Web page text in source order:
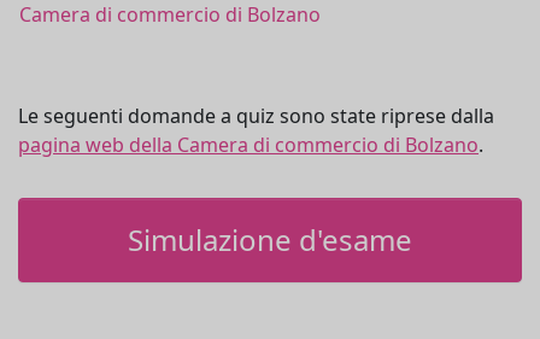
Camera di commercio di Bolzano
Le seguenti domande a quiz sono state riprese dalla
pagina web della Camera di commercio di Bolzano.
Simulazione d'esame